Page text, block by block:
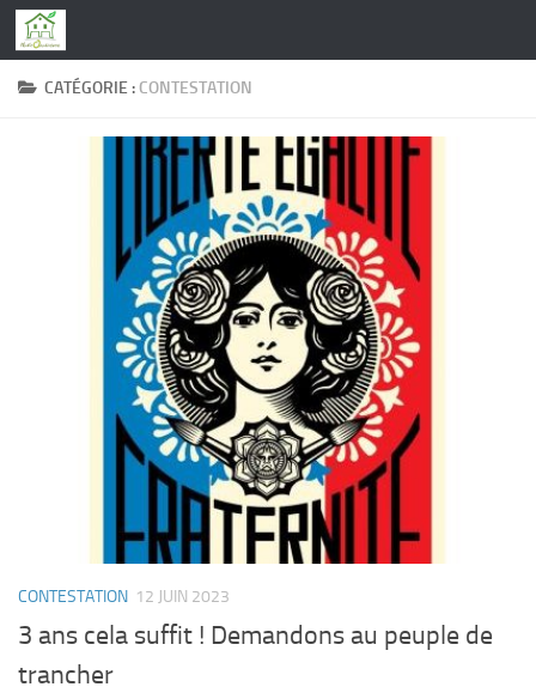
Skip to content
CATÉGORIE : CONTESTATION
CONTESTATION 12 JUIN 2023
3 ans cela suffit ! Demandons au peuple de
trancher